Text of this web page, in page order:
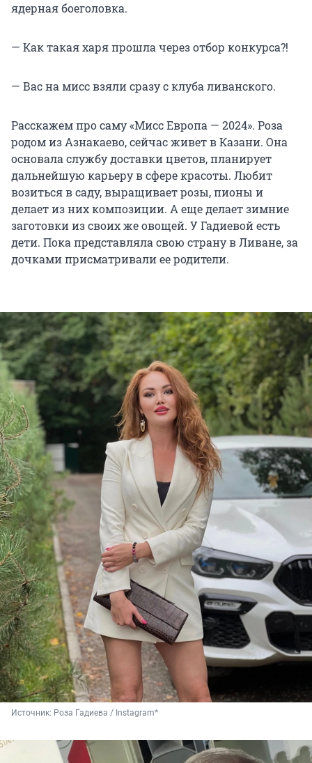
ядерная боеголовка.
— Как такая харя прошла через отбор конкурса?!
— Вас на мисс взяли сразу с клуба ливанского.
Расскажем про саму «Мисс Европа — 2024». Роза
родом из Азнакаево, сейчас живет в Казани. Она
основала службу доставки цветов, планирует
дальнейшую карьеру в сфере красоты. Любит
возиться в саду, выращивает розы, пионы и
делает из них композиции. А еще делает зимние
заготовки из своих же овощей. У Гадиевой есть
дети. Пока представляла свою страну в Ливане, за
дочками присматривали ее родители.
Источник: Роза Гадиева / Instagram*